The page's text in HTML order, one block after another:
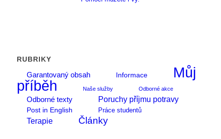
RUBRIKY
Garantovaný obsah
Informace
Můj
příběh
Naše služby Odborné akce
Odborné texty Poruchy příjmu potravy
Post in English Práce studentů
Terapie Články